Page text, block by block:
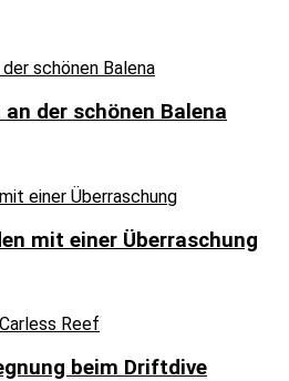
der schönen Balena
mit einer Überraschung
beim Driftdive